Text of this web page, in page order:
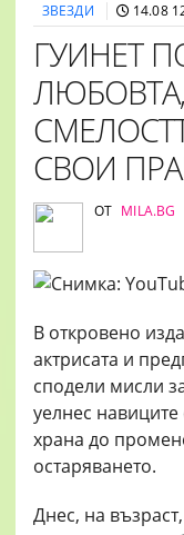
ЗВЕЗДИ 14.08
ГУИНЕТ
СВОИ
ОТ MILA.BG
В откровено
актрисата и
сподели мисли
уелнес
храна до
остаряването.
Днес, на